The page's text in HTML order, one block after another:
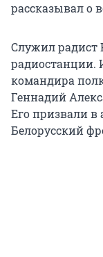
рассказывал о
Служил радист
радиостанции.
командира
Геннадий
Его призвали в
Белорусский